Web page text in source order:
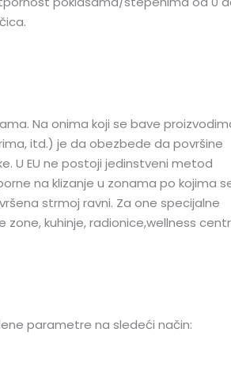
Na onima koji se bave
itd.) je da obezbede da površine
U EU ne postoji jedinstveni metod
na klizanje u zonama po kojima
strmoj ravni. Za one specijalne
zone, kuhinje, radionice,wellness
parametre na sledeći način: